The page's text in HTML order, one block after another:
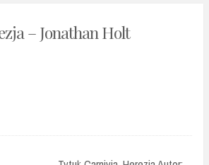
– Jonathan Holt